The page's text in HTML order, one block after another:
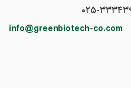
-۰۲۵
info@greenbiotech-co.com